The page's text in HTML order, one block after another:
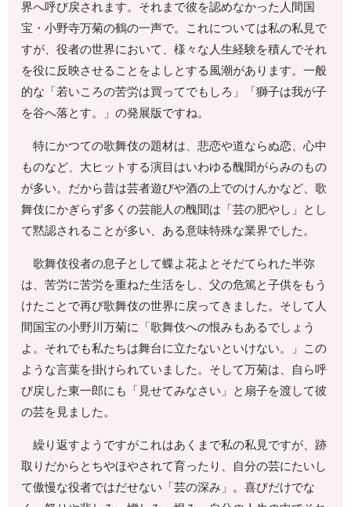
界へ呼び戻されます。それまで彼を認めなかった人間国
宝・小野寺万菊の鶴の一声で。これについては私の私見で
すが、役者の世界において、様々な人生経験を積んでそれ
を役に反映させることをよしとする風潮があります。一般
的な「若いころの苦労は買ってでもしろ」「獅子は我が子
を谷へ落とす。」の発展版ですね。
特にかつての歌舞伎の題材は、悲恋や道ならぬ恋、心中
ものなど、大ヒットする演目はいわゆる醜聞がらみのもの
が多い。だから昔は芸者遊びや酒の上でのけんかなど、歌
舞伎にかぎらず多くの芸能人の醜聞は「芸の肥やし」とし
て黙認されることが多い、ある意味特殊な業界でした。
歌舞伎役者の息子として蝶よ花よとそだてられた半弥
は、苦労に苦労を重ねた生活をし、父の危篤と子供をもう
けたことで再び歌舞伎の世界に戻ってきました。そして人
間国宝の小野川万菊に「歌舞伎への恨みもあるでしょう
よ。それでも私たちは舞台に立たないといけない。」この
ような言葉を掛けられていました。そして万菊は、自ら呼
び戻した東一郎にも「見せてみなさい」と扇子を渡して彼
の芸を見ました。
繰り返すようですがこれはあくまで私の私見ですが、跡
取りだからとちやほやされて育ったり、自分の芸にたいし
て傲慢な役者ではだせない「芸の深み」。喜びだけでな